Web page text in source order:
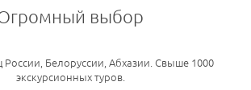
выбор
России, Белоруссии, Абхазии. Свыше 1000
экскурсионных туров.